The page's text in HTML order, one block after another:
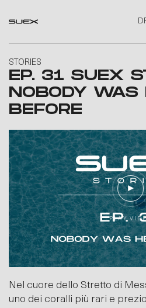
STORIES
EP. 31 SUEX
NOBODY WAS
BEFORE
P LAY VID
Nel cuore dello Stretto di
uno dei coralli più rari e